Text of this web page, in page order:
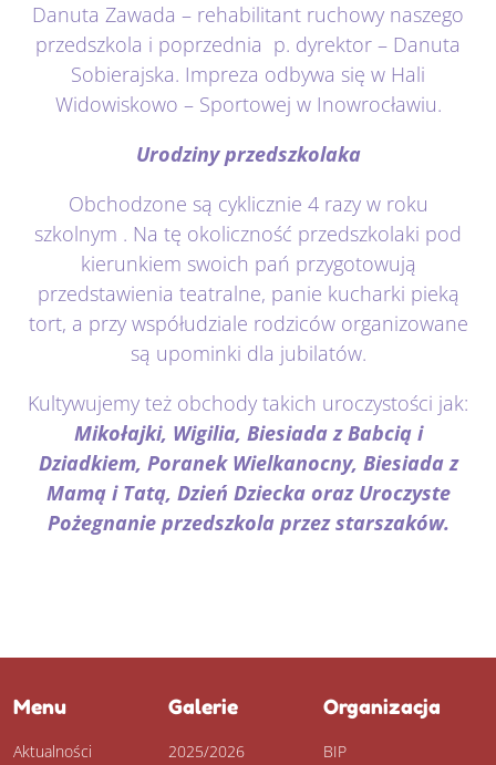
Danuta Zawada – rehabilitant ruchowy naszego
przedszkola i poprzednia p. dyrektor – Danuta
Sobierajska. Impreza odbywa się w Hali
Widowiskowo – Sportowej w Inowrocławiu.
Urodziny przedszkolaka
Obchodzone są cyklicznie 4 razy w roku
szkolnym . Na tę okoliczność przedszkolaki pod
kierunkiem swoich pań przygotowują
przedstawienia teatralne, panie kucharki pieką
tort, a przy współudziale rodziców organizowane
są upominki dla jubilatów.
Kultywujemy też obchody takich uroczystości jak:
Mikołajki, Wigilia, Biesiada z Babcią i
Dziadkiem, Poranek Wielkanocny, Biesiada z
Mamą i Tatą, Dzień Dziecka oraz Uroczyste
Pożegnanie przedszkola przez starszaków.
Menu
Aktualności
Galerie
2025/2026
Organizacja
BIP